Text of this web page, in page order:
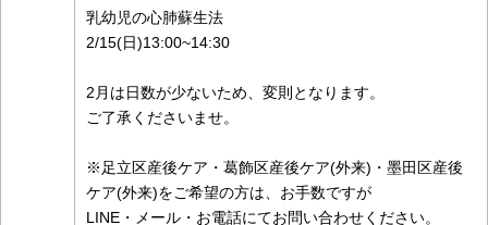
乳幼児の心肺蘇生法
2/15(日)13:00~14:30
2月は日数が少ないため、変則となります。
ご了承くださいませ。
※足立区産後ケア・葛飾区産後ケア(外来)・墨田区産後
ケア(外来)をご希望の方は、お手数ですが
LINE・メール・お電話にてお問い合わせください。